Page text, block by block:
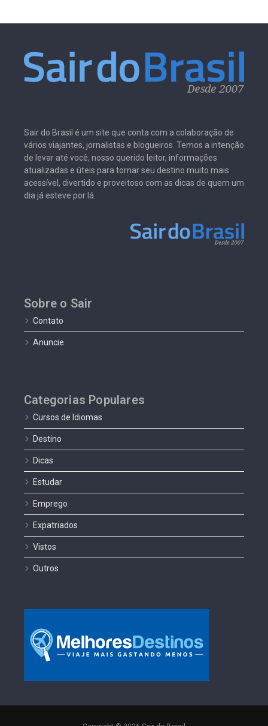
Sair do Brasil é um site que conta com a colaboração de
vários viajantes, jornalistas e blogueiros. Temos a intenção
de levar até você, nosso querido leitor, informações
atualizadas e úteis para tornar seu destino muito mais
acessível, divertido e proveitoso com as dicas de quem um
dia já esteve por lá.
Sobre o Sair
Contato
Anuncie
Categorias Populares
Cursos de Idiomas
Destino
Dicas
Estudar
Emprego
Expatriados
Vistos
Outros